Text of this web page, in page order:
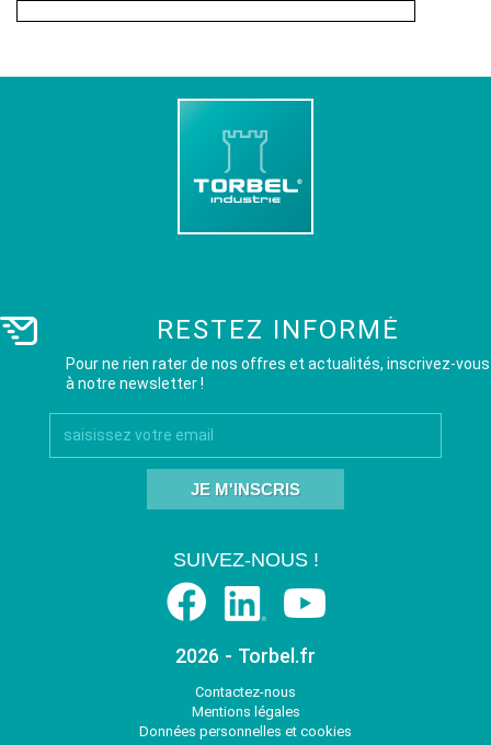
RESTEZ INFORMÉ
Pour ne rien rater de nos offres et actualités, inscrivez-vous
à notre newsletter !
JE M'INSCRIS
SUIVEZ-NOUS !
2026 - Torbel.fr
Contactez-nous
Mentions légales
Données personnelles et cookies